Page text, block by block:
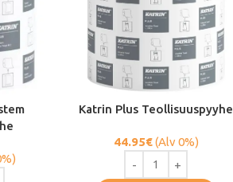
Katrin Plus Teollisuuspyyhe
44.95€(Alv 0%)